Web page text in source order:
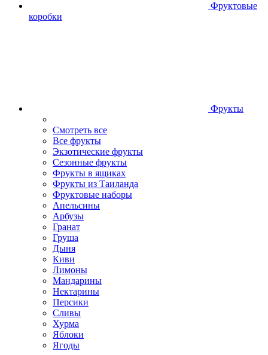
Фруктовые
коробки
Фрукты
Смотреть все
Все фрукты
Экзотические фрукты
Сезонные фрукты
Фрукты в ящиках
Фрукты из Таиланда
Фруктовые наборы
Апельсины
Арбузы
Гранат
Груша
Дыня
Киви
Лимоны
Мандарины
Нектарины
Персики
Сливы
Хурма
Яблоки
Ягоды